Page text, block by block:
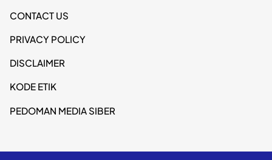
CONTACT US
PRIVACY POLICY
DISCLAIMER
KODE ETIK
PEDOMAN MEDIA SIBER